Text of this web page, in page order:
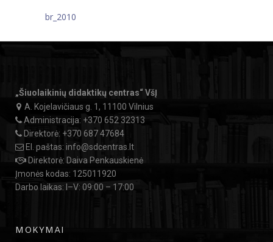
br_2010
„Šiuolaikinių didaktikų centras“ VšĮ
A. Kojelavičiaus g. 1, 11100 Vilnius
Administracija: +370 652 32313
Direktorė: +370 687 47684
El. paštas: info@sdcentras.lt
Direktorė: Daiva Penkauskienė
Įmonės kodas: 125011920
Darbo laikas: I–V: 09:00 – 17:00
MOKYMAI